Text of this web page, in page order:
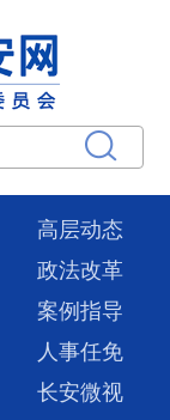
高层动态
政法改革
案例指导
人事任免
长安微视